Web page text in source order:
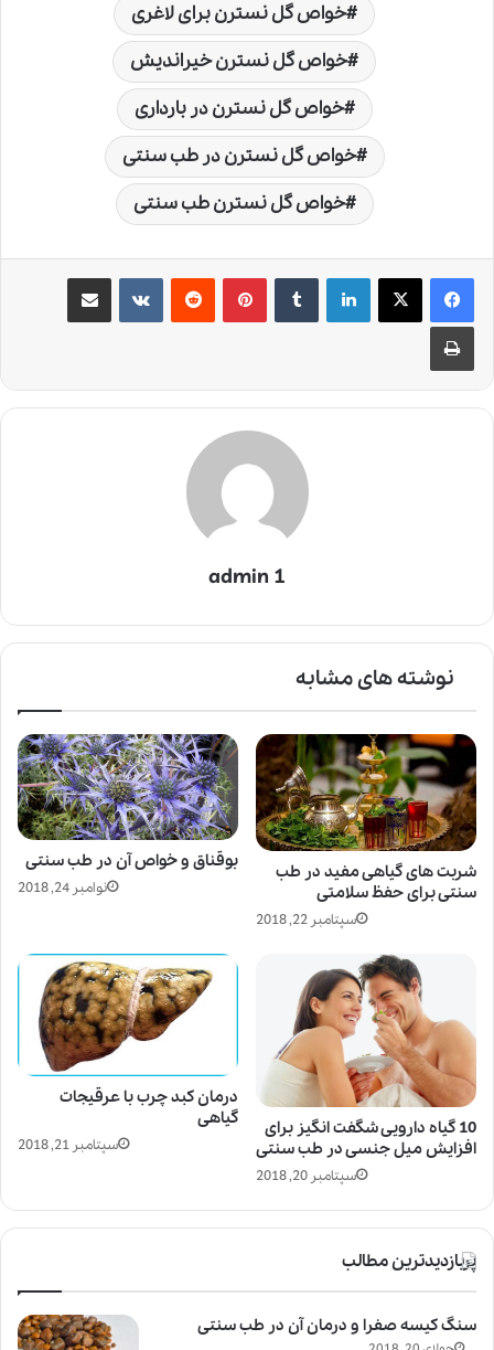
خواص گل نسترن برای لاغری
خواص گل نسترن خیراندیش
خواص گل نسترن در بارداری
خواص گل نسترن در طب سنتی
خواص گل نسترن طب سنتی
لینکدین ‫تامبلر ‫پین‌ترست‫رددیت ‫VKontakteاشتراک گذاری از طریق ایمیل
چاپ
admin 1
نوشته های مشابه
بوقناق و خواص آن در طب سنتی
نوامبر 24, 2018
شربت های گیاهی مفید در طب
سنتی برای حفظ سلامتی
سپتامبر 22, 2018
درمان کبد چرب با عرقیجات
گیاهی
سپتامبر 21, 2018
10 گیاه دارویی شگفت انگیز برای
افزایش میل جنسی در طب سنتی
سپتامبر 20, 2018
پربازدیدترین مطالب
سنگ کیسه صفرا و درمان آن در طب سنتی